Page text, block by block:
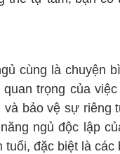
cùng là chuyện
trọng của
bảo vệ sự riêng
ngủ độc lập
đặc biệt là các